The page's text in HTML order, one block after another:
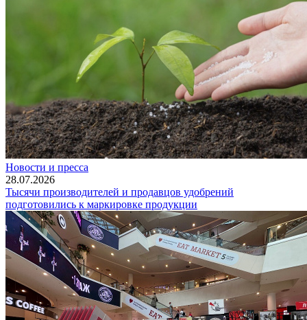
Новости и пресса
28.07.2026
Тысячи производителей и продавцов удобрений
подготовились к маркировке продукции